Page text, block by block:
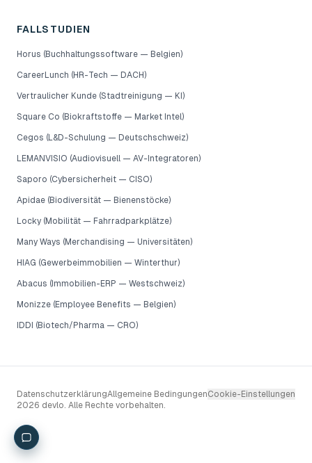
FALLSTUDIEN
Horus (Buchhaltungssoftware — Belgien)
CareerLunch (HR-Tech — DACH)
Vertraulicher Kunde (Stadtreinigung — KI)
Square Co (Biokraftstoffe — Market Intel)
Cegos (L&D-Schulung — Deutschschweiz)
LEMANVISIO (Audiovisuell — AV-Integratoren)
Saporo (Cybersicherheit — CISO)
Apidae (Biodiversität — Bienenstöcke)
Locky (Mobilität — Fahrradparkplätze)
Many Ways (Merchandising — Universitäten)
HIAG (Gewerbeimmobilien — Winterthur)
Abacus (Immobilien-ERP — Westschweiz)
Monizze (Employee Benefits — Belgien)
IDDI (Biotech/Pharma — CRO)
DatenschutzerklärungAllgemeine BedingungenCookie-Einstellungen
2026 devlo. Alle Rechte vorbehalten.